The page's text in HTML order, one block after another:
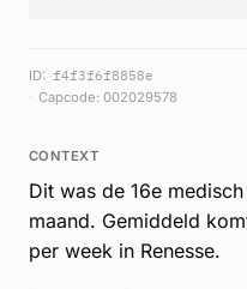
ID: f4f3f6f8858e
Capcode: 002029578
CONTEXT
Dit was de 16e
maand. Gemiddeld
per week in Renesse.